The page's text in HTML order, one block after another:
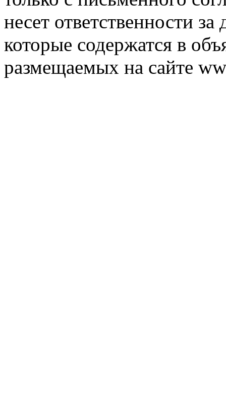
несет ответственности
которые содержатся в
размещаемых на сайте